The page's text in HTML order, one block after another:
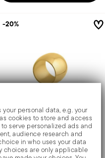
your personal data, e.g. your
cookies to store and access
serve personalized ads and
audience research and
in who uses your data
choices are only applicable
-20%